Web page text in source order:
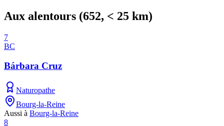
Aux alentours (652, < 25 km)
7
BC
Bárbara Cruz
Naturopathe
Bourg-la-Reine
Aussi à Bourg-la-Reine
8